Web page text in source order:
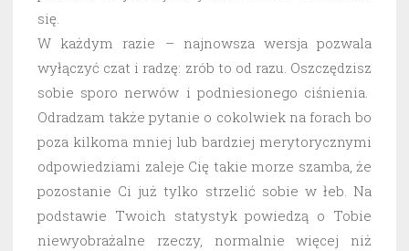
się.
W każdym razie – najnowsza wersja pozwala
wyłączyć czat i radzę: zrób to od razu. Oszczędzisz
sobie sporo nerwów i podniesionego ciśnienia.
Odradzam także pytanie o cokolwiek na forach bo
poza kilkoma mniej lub bardziej merytorycznymi
odpowiedziami zaleje Cię takie morze szamba, że
pozostanie Ci już tylko strzelić sobie w łeb. Na
podstawie Twoich statystyk powiedzą o Tobie
niewyobrażalne rzeczy, normalnie więcej niż